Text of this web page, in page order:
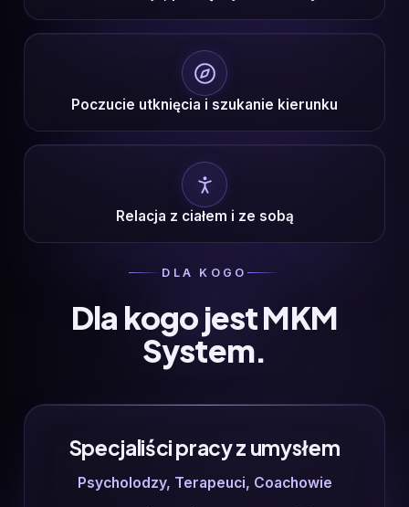
Poczucie utknięcia i szukanie kierunku
Relacja z ciałem i ze sobą
DLA KOGO
Dla kogo jest MKM
System.
Specjaliści pracy z umysłem
Psycholodzy, Terapeuci, Coachowie